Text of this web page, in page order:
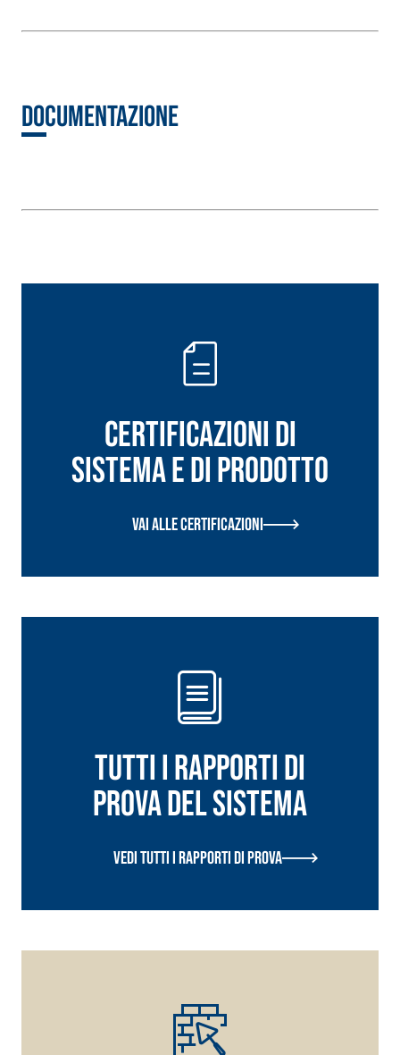
Documentazione
Certificazioni di
sistema e di prodotto
Vai alle certificazioni
tutti i rapporti di
prova del sistema
Vedi tutti i rapporti di prova